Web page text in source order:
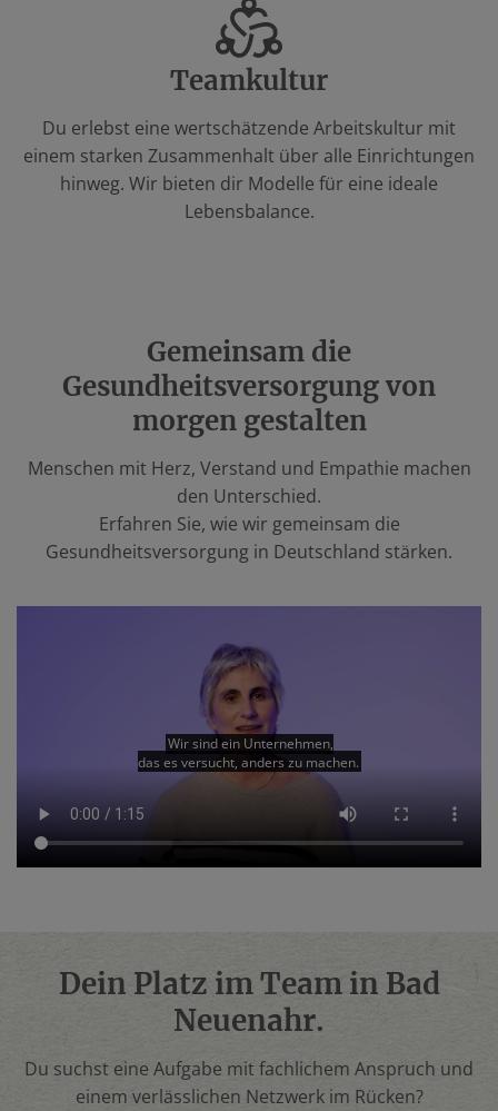
Teamkultur
Du erlebst eine wertschätzende Arbeitskultur mit
einem starken Zusammenhalt über alle Einrichtungen
hinweg. Wir bieten dir Modelle für eine ideale
Lebensbalance.
Gemeinsam die
Gesundheitsversorgung von
morgen gestalten
Menschen mit Herz, Verstand und Empathie machen
den Unterschied.
Erfahren Sie, wie wir gemeinsam die
Gesundheitsversorgung in Deutschland stärken.
Dein Platz im Team in Bad
Neuenahr.
Du suchst eine Aufgabe mit fachlichem Anspruch und
einem verlässlichen Netzwerk im Rücken?